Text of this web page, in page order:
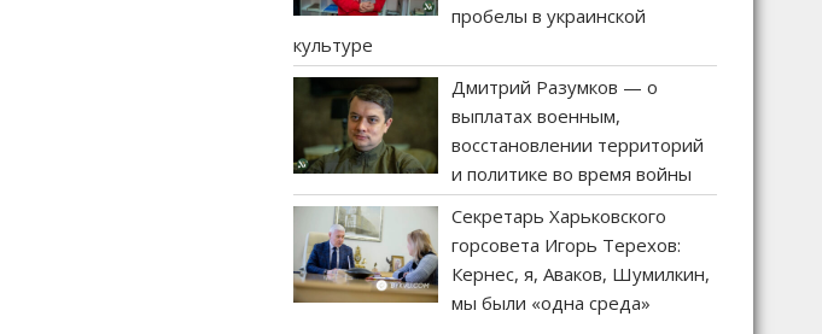
пробелы в украинской
культуре
Дмитрий Разумков — о
выплатах военным,
восстановлении территорий
и политике во время войны
Секретарь Харьковского
горсовета Игорь Терехов:
Кернес, я, Аваков, Шумилкин,
мы были «одна среда»